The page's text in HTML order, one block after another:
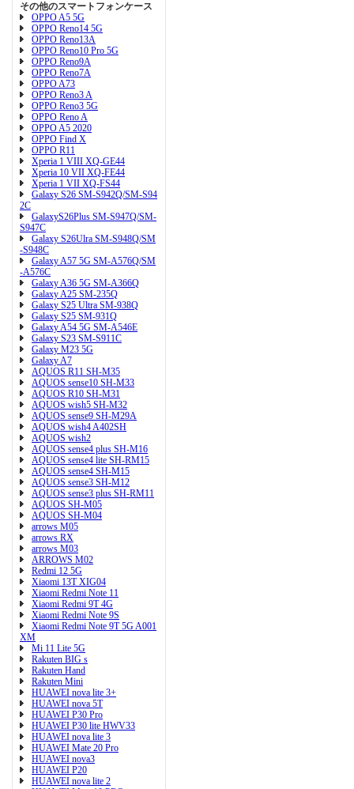
その他のスマートフォンケース
OPPO A5 5G
OPPO Reno14 5G
OPPO Reno13A
OPPO Reno10 Pro 5G
OPPO Reno9A
OPPO Reno7A
OPPO A73
OPPO Reno3 A
OPPO Reno3 5G
OPPO Reno A
OPPO A5 2020
OPPO Find X
OPPO R11
Xperia 1 VIII XQ-GE44
Xperia 10 VII XQ-FE44
Xperia 1 VII XQ-FS44
Galaxy S26 SM-S942Q/SM-S94
2C
GalaxyS26Plus SM-S947Q/SM-
S947C
Galaxy S26Ulra SM-S948Q/SM
-S948C
Galaxy A57 5G SM-A576Q/SM
-A576C
Galaxy A36 5G SM-A366Q
Galaxy A25 SM-235Q
Galaxy S25 Ultra SM-938Q
Galaxy S25 SM-931Q
Galaxy A54 5G SM-A546E
Galaxy S23 SM-S911C
Galaxy M23 5G
Galaxy A7
AQUOS R11 SH-M35
AQUOS sense10 SH-M33
AQUOS R10 SH-M31
AQUOS wish5 SH-M32
AQUOS sense9 SH-M29A
AQUOS wish4 A402SH
AQUOS wish2
AQUOS sense4 plus SH-M16
AQUOS sense4 lite SH-RM15
AQUOS sense4 SH-M15
AQUOS sense3 SH-M12
AQUOS sense3 plus SH-RM11
AQUOS SH-M05
AQUOS SH-M04
arrows M05
arrows RX
arrows M03
ARROWS M02
Redmi 12 5G
Xiaomi 13T XIG04
Xiaomi Redmi Note 11
Xiaomi Redmi 9T 4G
Xiaomi Redmi Note 9S
Xiaomi Redmi Note 9T 5G A001
XM
Mi 11 Lite 5G
Rakuten BIG s
Rakuten Hand
Rakuten Mini
HUAWEI nova lite 3+
HUAWEI nova 5T
HUAWEI P30 Pro
HUAWEI P30 lite HWV33
HUAWEI nova lite 3
HUAWEI Mate 20 Pro
HUAWEI nova3
HUAWEI P20
HUAWEI nova lite 2